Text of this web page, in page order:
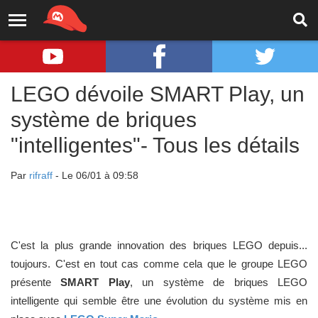
LEGO dévoile SMART Play, un
système de briques
"intelligentes"- Tous les détails
Par rifraff - Le 06/01 à 09:58
C'est la plus grande innovation des briques LEGO depuis...
toujours. C'est en tout cas comme cela que le groupe LEGO
présente SMART Play, un système de briques LEGO
intelligente qui semble être une évolution du système mis en